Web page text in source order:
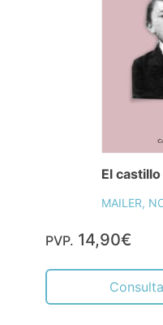
El
MAILER,
PVP. 14,90€